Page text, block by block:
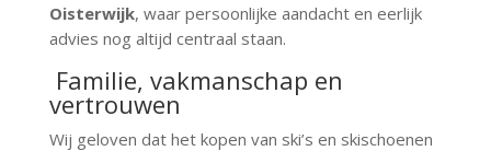
Oisterwijk, waar persoonlijke aandacht en eerlijk
advies nog altijd centraal staan.
Familie, vakmanschap en
vertrouwen
Wij geloven dat het kopen van ski’s en skischoenen